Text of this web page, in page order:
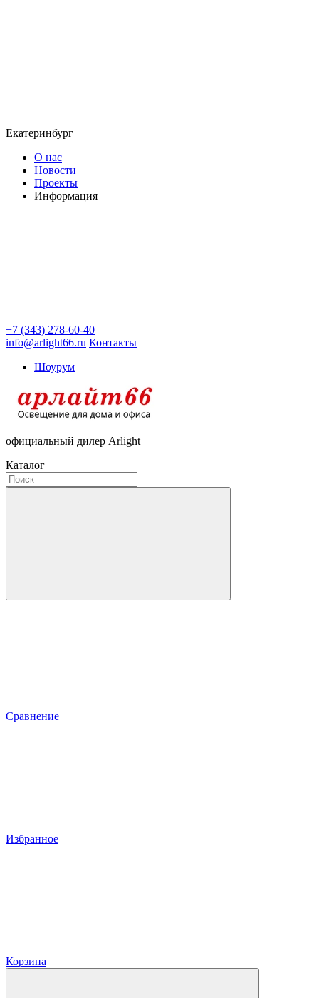
Екатеринбург
О нас
Новости
Проекты
Информация
+7 (343) 278-60-40
info@arlight66.ru Контакты
Шоурум
официальный дилер Arlight
Каталог
Сравнение
Избранное
Корзина